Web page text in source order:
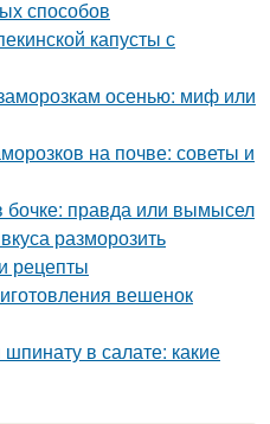
способов
капусты с
осенью: миф или
на почве: советы и
бочке: правда или вымысел
разморозить
рецепты
вешенок
в салате: какие